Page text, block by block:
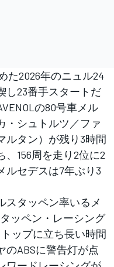
た2026年のニュル24
し23番手スタートだ
の80号車メル
・シュトルツ／ファ
ルタン）が残り3時間
156周を走り2位に2
ルセデスは7年ぶり3
タッペン率いるメ
ッペン・レーシング
ップに立ち長い時間
のABSに警告灯が点